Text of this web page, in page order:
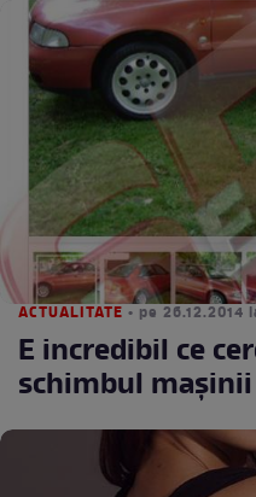
ACTUALITATE • pe 26.12.2014
E incredibil ce
schimbul maşinii